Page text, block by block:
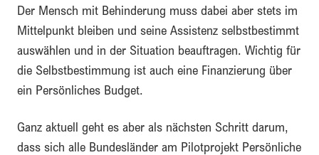
Der Mensch mit Behinderung muss dabei aber stets im
Mittelpunkt bleiben und seine Assistenz selbstbestimmt
auswählen und in der Situation beauftragen. Wichtig für
die Selbstbestimmung ist auch eine Finanzierung über
ein Persönliches Budget.
Ganz aktuell geht es aber als nächsten Schritt darum,
dass sich alle Bundesländer am Pilotprojekt Persönliche